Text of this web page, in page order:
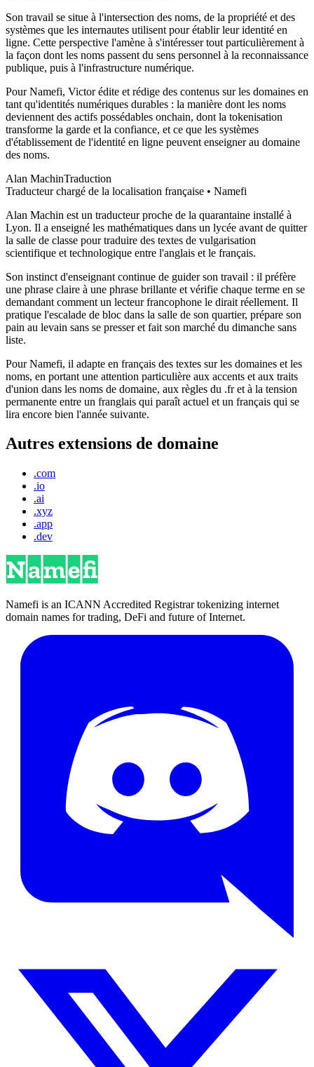
Son travail se situe à l'intersection des noms, de la propriété et des
systèmes que les internautes utilisent pour établir leur identité en
ligne. Cette perspective l'amène à s'intéresser tout particulièrement à
la façon dont les noms passent du sens personnel à la reconnaissance
publique, puis à l'infrastructure numérique.
Pour Namefi, Victor édite et rédige des contenus sur les domaines en
tant qu'identités numériques durables : la manière dont les noms
deviennent des actifs possédables onchain, dont la tokenisation
transforme la garde et la confiance, et ce que les systèmes
d'établissement de l'identité en ligne peuvent enseigner au domaine
des noms.
Alan MachinTraduction
Traducteur chargé de la localisation française • Namefi
Alan Machin est un traducteur proche de la quarantaine installé à
Lyon. Il a enseigné les mathématiques dans un lycée avant de quitter
la salle de classe pour traduire des textes de vulgarisation
scientifique et technologique entre l'anglais et le français.
Son instinct d'enseignant continue de guider son travail : il préfère
une phrase claire à une phrase brillante et vérifie chaque terme en se
demandant comment un lecteur francophone le dirait réellement. Il
pratique l'escalade de bloc dans la salle de son quartier, prépare son
pain au levain sans se presser et fait son marché du dimanche sans
liste.
Pour Namefi, il adapte en français des textes sur les domaines et les
noms, en portant une attention particulière aux accents et aux traits
d'union dans les noms de domaine, aux règles du .fr et à la tension
permanente entre un franglais qui paraît actuel et un français qui se
lira encore bien l'année suivante.
Autres extensions de domaine
.com
.io
.ai
.xyz
.app
.dev
Namefi is an ICANN Accredited Registrar tokenizing internet
domain names for trading, DeFi and future of Internet.